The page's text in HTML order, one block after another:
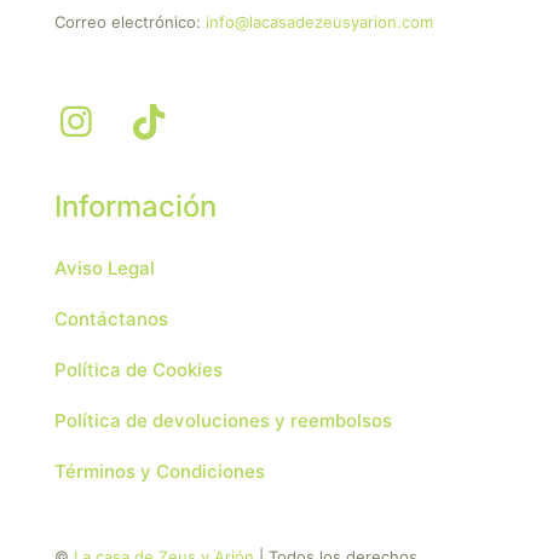
Correo electrónico: info@lacasadezeusyarion.com
Información
Aviso Legal
Contáctanos
Política de Cookies
Política de devoluciones y reembolsos
Términos y Condiciones